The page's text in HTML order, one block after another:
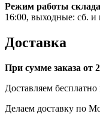
Режим работы
16:00, выходные: сб. и
Доставка
При сумме заказа от
Доставляем
Делаем доставку по